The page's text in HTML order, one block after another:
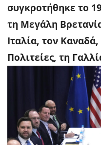
συγκροτήθηκε το
τη Μεγάλη
Ιταλία, τον
Πολιτείες, τη